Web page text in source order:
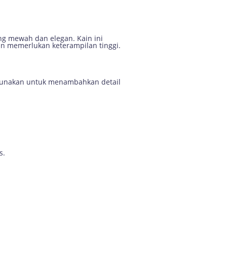
mewah dan elegan. Kain ini
memerlukan keterampilan tinggi.
untuk menambahkan detail